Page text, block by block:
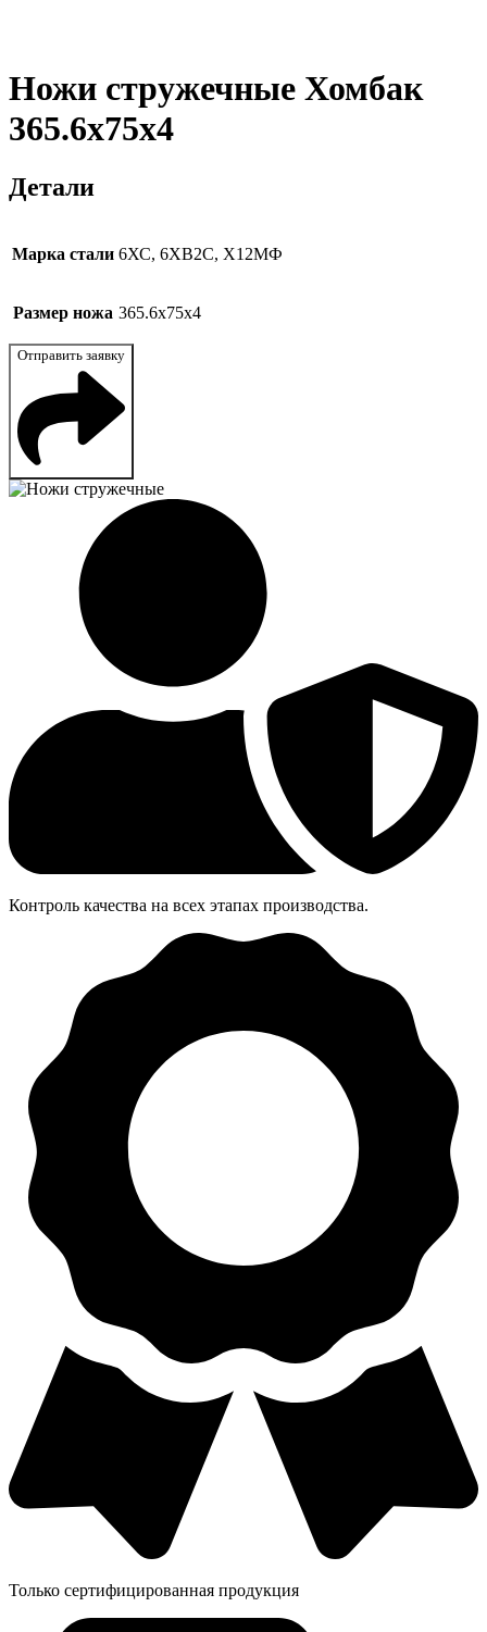
Ножи стружечные Хомбак
365.6x75x4
Детали
Марка стали 6ХС, 6ХВ2С, Х12МФ
Размер ножа 365.6x75x4
Отправить заявку
Контроль качества на всех этапах производства.
Только сертифицированная продукция